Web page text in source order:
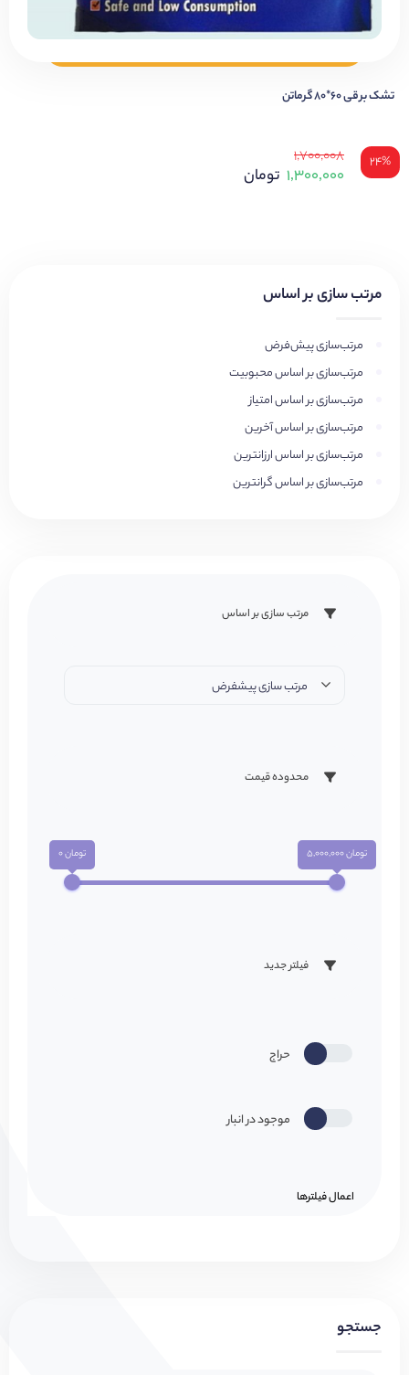
مرتب سازی بر اساس
مرتب‌سازی پیش‌فرض
مرتب‌سازی بر اساس محبوبیت
مرتب‌سازی بر اساس امتیاز
مرتب‌سازی بر اساس آخرین
مرتب‌سازی بر اساس ارزانترین
مرتب‌سازی بر اساس گرانترین
مرتب سازی بر اساس
مرتب سازی پیشفرض
محدوده قیمت
تومان 0 تومان 5,000,000
فیلتر جدید
حراج
موجود در انبار
اعمال فیلتر‌ها
جستجو
تشک برقی ۶۰*۸۰ گرماتن
۲۴% ۱,۷۰۰,۰۰۸
۱,۳۰۰,۰۰۰ تومان